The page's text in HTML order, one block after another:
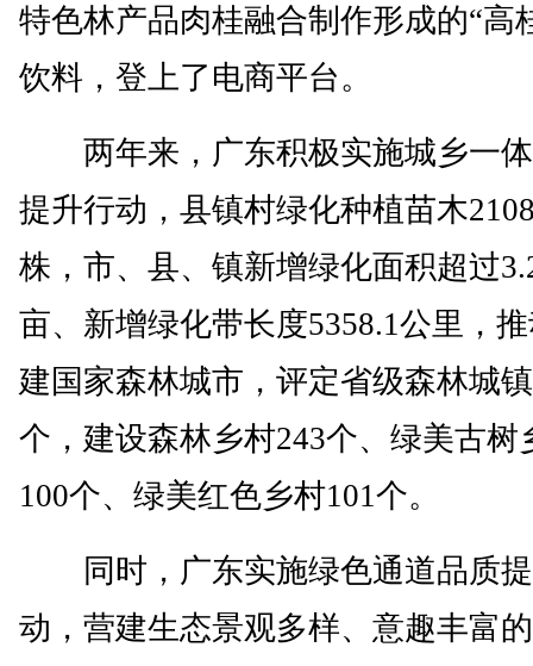
特色林产品肉桂融合制作形成的“高
饮料，登上了电商平台。
两年来，广东积极实施城乡一
提升行动，县镇村绿化种植苗木
株，市、县、镇新增绿化面积超过
亩、新增绿化带长度5358.1公里，
建国家森林城市，评定省级森林城
个，建设森林乡村243个、绿美古树
100个、绿美红色乡村101个。
同时，广东实施绿色通道品质
动，营建生态景观多样、意趣丰富